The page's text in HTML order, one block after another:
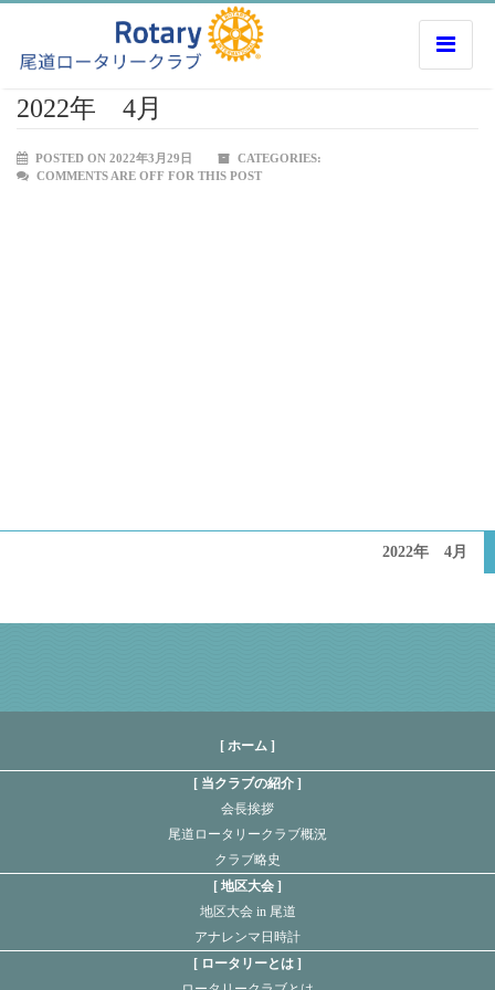
2022年 4月
POSTED ON 2022年3月29日
CATEGORIES:
COMMENTS ARE OFF FOR THIS POST
2022年 4月
[ ホーム ]
当クラブの紹介
会長挨拶
尾道ロータリークラブ概況
クラブ略史
地区大会
地区大会 in 尾道
アナレンマ日時計
ロータリーとは